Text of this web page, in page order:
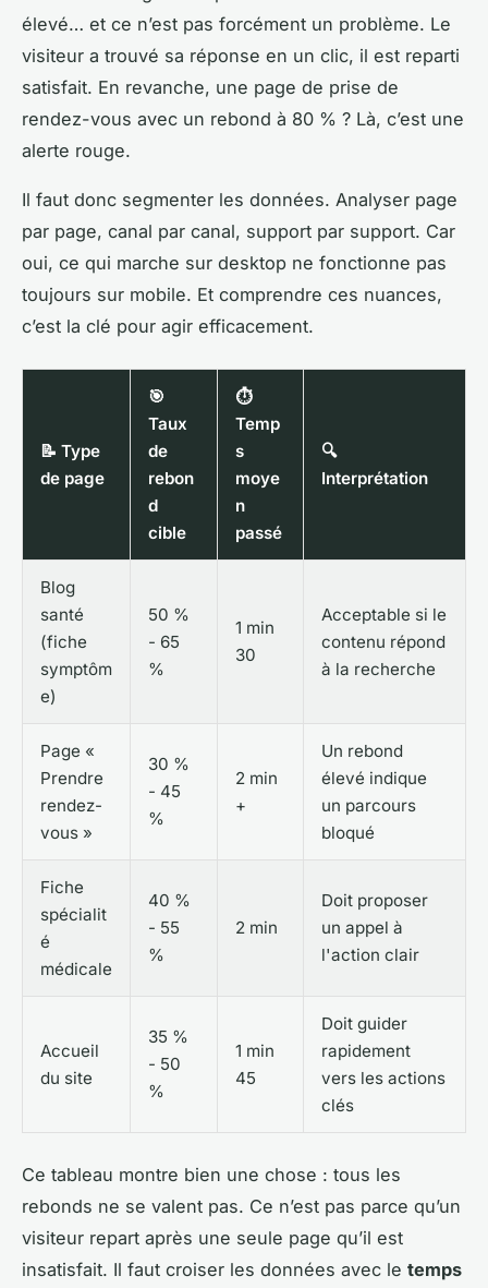
élevé… et ce n’est pas forcément un problème. Le
visiteur a trouvé sa réponse en un clic, il est reparti
satisfait. En revanche, une page de prise de
rendez-vous avec un rebond à 80 % ? Là, c’est une
alerte rouge.
Il faut donc segmenter les données. Analyser page
par page, canal par canal, support par support. Car
oui, ce qui marche sur desktop ne fonctionne pas
toujours sur mobile. Et comprendre ces nuances,
c’est la clé pour agir efficacement.
📝 Type
de page
🎯
Taux
de
rebon
d
cible
⏱
Temp
s
moye
n
passé
🔍
Interprétation
Blog
santé
(fiche
symptôm
e)
50 %
- 65
%
1 min
30
Acceptable si le
contenu répond
à la recherche
Page «
Prendre
rendez-
vous »
30 %
- 45
%
2 min
+
Un rebond
élevé indique
un parcours
bloqué
Fiche
spécialit
é
médicale
40 %
- 55
%
2 min
Doit proposer
un appel à
l'action clair
Accueil
du site
35 %
- 50
%
1 min
45
Doit guider
rapidement
vers les actions
clés
Ce tableau montre bien une chose : tous les
rebonds ne se valent pas. Ce n’est pas parce qu’un
visiteur repart après une seule page qu’il est
insatisfait. Il faut croiser les données avec le temps